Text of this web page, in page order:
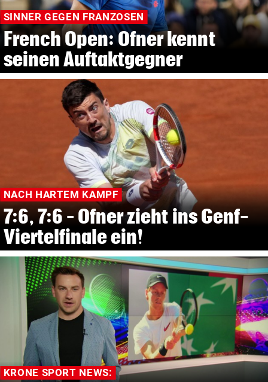
SINNER GEGEN FRANZOSEN
French Open: Ofner kennt
seinen Auftaktgegner
NACH HARTEM KAMPF
7:6, 7:6 – Ofner zieht ins Genf-
Viertelfinale ein!
KRONE SPORT NEWS: